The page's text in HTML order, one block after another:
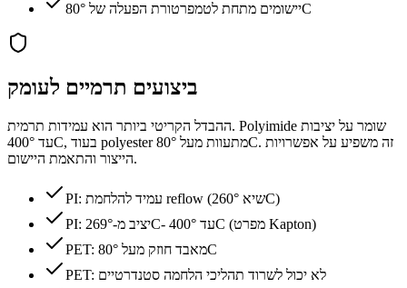
יישומים מתחת לטמפרטורת הפעלה של 80°C
ביצועים תרמיים לעומק
ההבדל הקריטי ביותר הוא עמידות תרמית. Polyimide שומר על יציבות
עד 400°C, בעוד polyester מתעוות מעל 80°C. זה משפיע על אפשרויות
הייצור והתאמת היישום.
PI: עמיד להלחמת reflow (שיא 260°C)
PI: יציב מ-269°C- עד 400°C (מפרט Kapton)
PET: מאבד חוזק מעל 80°C
PET: לא יכול לשרוד תהליכי הלחמה סטנדרטיים